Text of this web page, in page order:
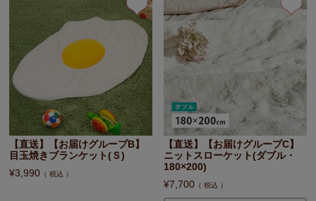
【直送】【お届けグループB】
目玉焼きブランケット(Ｓ)
¥3,990 税込
【直送】【お届けグループC】
ニットスローケット(ダブル・
180×200)
¥7,700 税込